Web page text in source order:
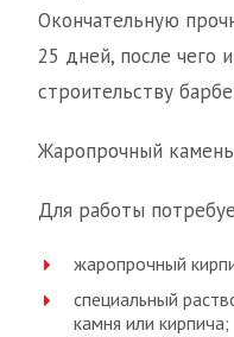
Окончательную
25 дней, после чего
строительству
Жаропрочный камень
Для работы
жаропрочный
специальный
камня или кирпича;